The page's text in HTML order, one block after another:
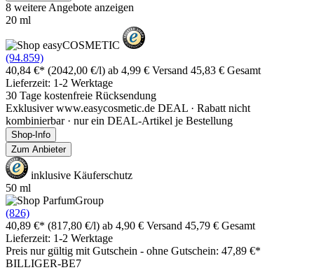
8 weitere Angebote anzeigen
20 ml
(94.859)
40,84 €* (2042,00 €/l) ab 4,99 € Versand 45,83 € Gesamt
Lieferzeit: 1-2 Werktage
30 Tage kostenfreie Rücksendung
Exklusiver www.easycosmetic.de DEAL · Rabatt nicht
kombinierbar · nur ein DEAL-Artikel je Bestellung
Shop-Info
Zum Anbieter
inklusive Käuferschutz
50 ml
(826)
40,89 €* (817,80 €/l) ab 4,90 € Versand 45,79 € Gesamt
Lieferzeit: 1-2 Werktage
Preis nur gültig mit Gutschein - ohne Gutschein: 47,89 €*
BILLIGER-BE7